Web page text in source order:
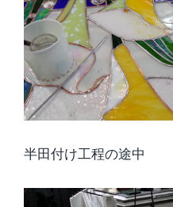
半田付け工程の途中